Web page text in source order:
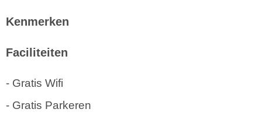
Kenmerken
Faciliteiten
- Gratis Wifi
- Gratis Parkeren